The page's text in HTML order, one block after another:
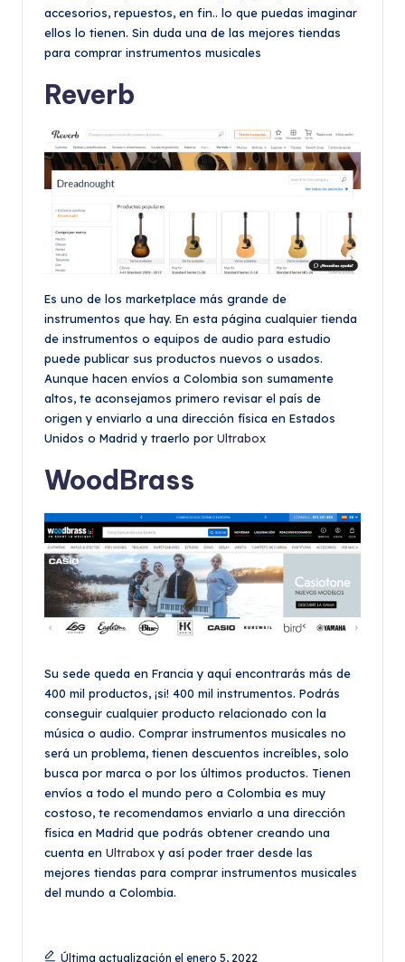
accesorios, repuestos, en fin.. lo que puedas imaginar
ellos lo tienen. Sin duda una de las mejores tiendas
para comprar instrumentos musicales
Reverb
Es uno de los marketplace más grande de
instrumentos que hay. En esta página cualquier tienda
de instrumentos o equipos de audio para estudio
puede publicar sus productos nuevos o usados.
Aunque hacen envíos a Colombia son sumamente
altos, te aconsejamos primero revisar el país de
origen y enviarlo a una dirección física en Estados
Unidos o Madrid y traerlo por Ultrabox
WoodBrass
Su sede queda en Francia y aquí encontrarás más de
400 mil productos, ¡si! 400 mil instrumentos. Podrás
conseguir cualquier producto relacionado con la
música o audio. Comprar instrumentos musicales no
será un problema, tienen descuentos increíbles, solo
busca por marca o por los últimos productos. Tienen
envíos a todo el mundo pero a Colombia es muy
costoso, te recomendamos enviarlo a una dirección
física en Madrid que podrás obtener creando una
cuenta en Ultraboxy así poder traer desde las
mejores tiendas para comprar instrumentos musicales
del mundo a Colombia.
Última actualización el enero 5, 2022